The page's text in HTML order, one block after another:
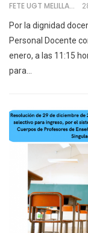
FETE UGT MELILLA
Por la dignidad
Personal Docente
enero, a las 11:15
para…